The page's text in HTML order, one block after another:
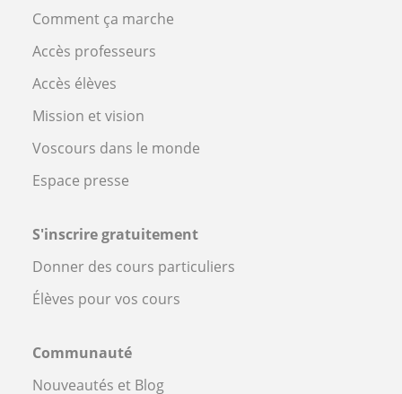
Comment ça marche
Accès professeurs
Accès élèves
Mission et vision
Voscours dans le monde
Espace presse
S'inscrire gratuitement
Donner des cours particuliers
Élèves pour vos cours
Communauté
Nouveautés et Blog